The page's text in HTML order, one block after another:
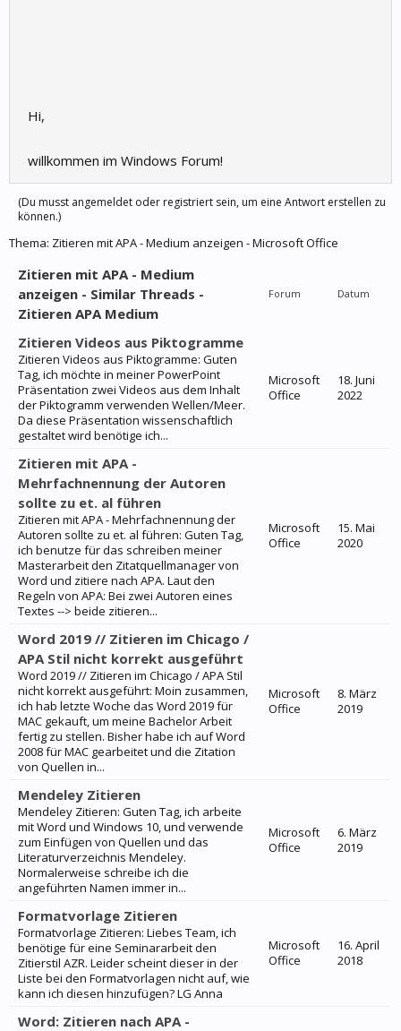
Hi,
willkommen im Windows Forum!
(Du musst angemeldet oder registriert sein, um eine Antwort erstellen zu
können.)
Thema: Zitieren mit APA - Medium anzeigen - Microsoft Office
Zitieren mit APA - Medium
anzeigen - Similar Threads -
Zitieren APA Medium
Forum Datum
Zitieren Videos aus Piktogramme
Zitieren Videos aus Piktogramme: Guten
Tag, ich möchte in meiner PowerPoint
Präsentation zwei Videos aus dem Inhalt
der Piktogramm verwenden Wellen/Meer.
Da diese Präsentation wissenschaftlich
gestaltet wird benötige ich...
Microsoft
Office
18. Juni
2022
Zitieren mit APA -
Mehrfachnennung der Autoren
sollte zu et. al führen
Zitieren mit APA - Mehrfachnennung der
Autoren sollte zu et. al führen: Guten Tag,
ich benutze für das schreiben meiner
Masterarbeit den Zitatquellmanager von
Word und zitiere nach APA. Laut den
Regeln von APA: Bei zwei Autoren eines
Textes --> beide zitieren...
Microsoft
Office
15. Mai
2020
Word 2019 // Zitieren im Chicago /
APA Stil nicht korrekt ausgeführt
Word 2019 // Zitieren im Chicago / APA Stil
nicht korrekt ausgeführt: Moin zusammen,
ich hab letzte Woche das Word 2019 für
MAC gekauft, um meine Bachelor Arbeit
fertig zu stellen. Bisher habe ich auf Word
2008 für MAC gearbeitet und die Zitation
von Quellen in...
Microsoft
Office
8. März
2019
Mendeley Zitieren
Mendeley Zitieren: Guten Tag, ich arbeite
mit Word und Windows 10, und verwende
zum Einfügen von Quellen und das
Literaturverzeichnis Mendeley.
Normalerweise schreibe ich die
angeführten Namen immer in...
Microsoft
Office
6. März
2019
Formatvorlage Zitieren
Formatvorlage Zitieren: Liebes Team, ich
benötige für eine Seminararbeit den
Zitierstil AZR. Leider scheint dieser in der
Liste bei den Formatvorlagen nicht auf, wie
kann ich diesen hinzufügen? LG Anna
Microsoft
Office
16. April
2018
Word: Zitieren nach APA -